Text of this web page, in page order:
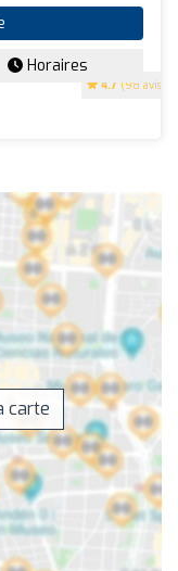
4.7 (98 avis)
Horaires
carte